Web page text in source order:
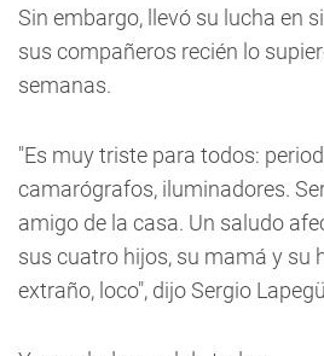
Sin embargo, llevó su lucha en
sus compañeros recién lo
semanas.
"Es muy triste para todos:
camarógrafos, iluminadores.
amigo de la casa. Un saludo
sus cuatro hijos, su mamá y su
extraño, loco", dijo Sergio